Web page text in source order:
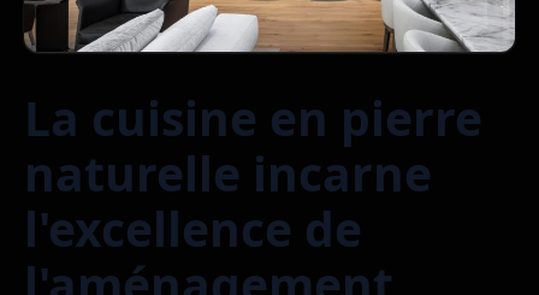
La cuisine en pierre
naturelle incarne
l'excellence de